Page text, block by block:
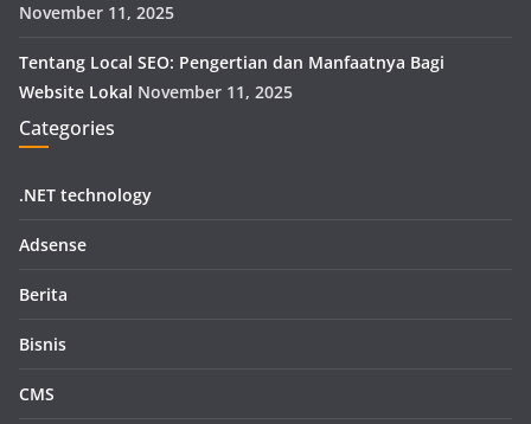
November 11, 2025
Tentang Local SEO: Pengertian dan Manfaatnya Bagi
Website Lokal November 11, 2025
Categories
.NET technology
Adsense
Berita
Bisnis
CMS